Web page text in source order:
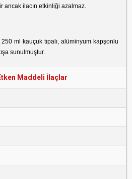
ancak ilacın etkinliği azalmaz.
ml kauçuk tıpalı, alüminyum kapşonlu
sunulmuştur.
Maddeli İlaçlar